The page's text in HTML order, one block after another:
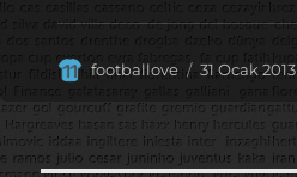
Yazar
footballove
Yayın
tarihi
31 Ocak 2013